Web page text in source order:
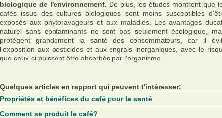
biologique de l'environnement. De plus, les études montrent que
cafés issus des cultures biologiques sont moins susceptibles
exposés aux phytoravageurs et aux maladies. Les avantages
naturel sans contaminants ne sont pas seulement écologique,
protègent grandement la santé des consommateurs, car il
l'exposition aux pesticides et aux engrais inorganiques, avec le
que ceux-ci puissent être absorbés par l'organisme.
Quelques articles en rapport qui peuvent t'intéresser:
Propriétés et bénéfices du café pour la santé
Comment se produit le café?